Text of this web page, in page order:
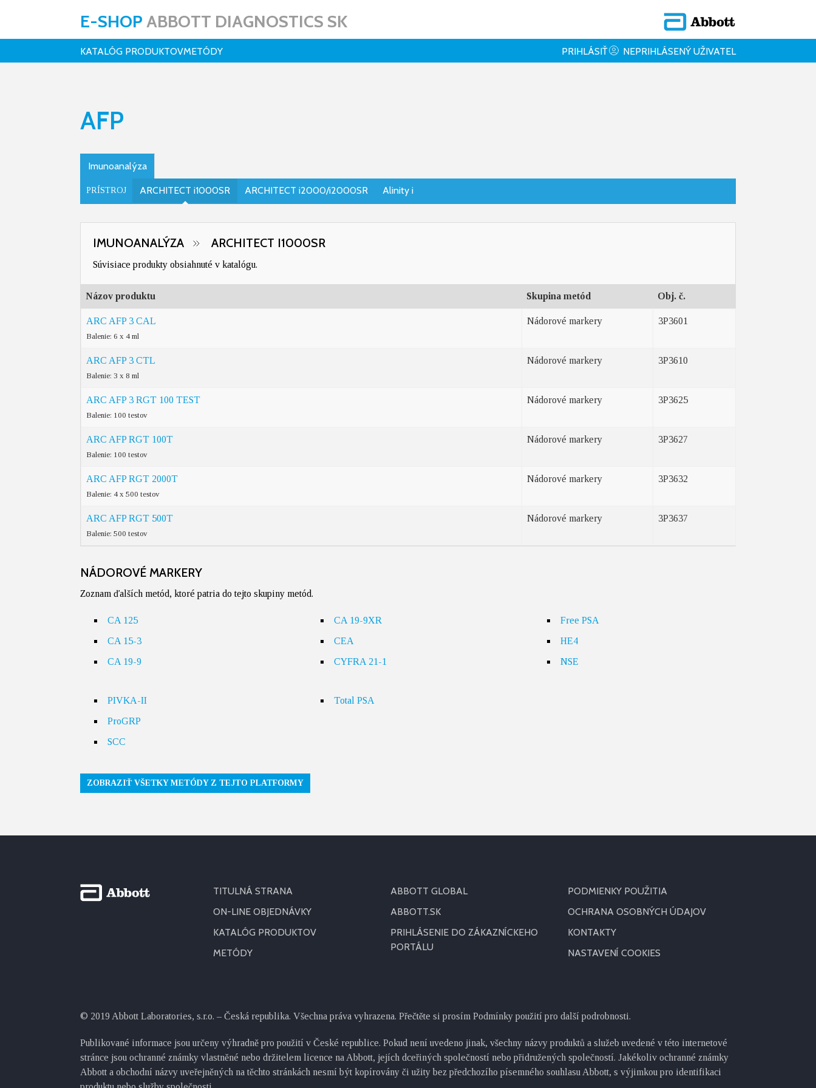
E-SHOP ABBOTT DIAGNOSTICS SK
KATALÓG PRODUKTOVMETÓDY PRIHLÁSIŤ NEPRIHLÁSENÝ UŽIVATEL
AFP
Imunoanalýza
PRÍSTROJ ARCHITECT i1000SR ARCHITECT i2000/i2000SR Alinity i
IMUNOANALÝZA ARCHITECT I1000SR
Súvisiace produkty obsiahnuté v katalógu.
Názov produktu Skupina metód Obj. č.
ARC AFP 3 CAL
Balenie: 6 x 4 ml
Nádorové markery 3P3601
ARC AFP 3 CTL
Balenie: 3 x 8 ml
Nádorové markery 3P3610
ARC AFP 3 RGT 100 TEST
Balenie: 100 testov
Nádorové markery 3P3625
ARC AFP RGT 100T
Balenie: 100 testov
Nádorové markery 3P3627
ARC AFP RGT 2000T
Balenie: 4 x 500 testov
Nádorové markery 3P3632
ARC AFP RGT 500T
Balenie: 500 testov
Nádorové markery 3P3637
NÁDOROVÉ MARKERY
Zoznam ďalších metód, ktoré patria do tejto skupiny metód.
CA 125
CA 15-3
CA 19-9
CA 19-9XR
CEA
CYFRA 21-1
Free PSA
HE4
NSE
PIVKA-II
ProGRP
SCC
Total PSA
ZOBRAZIŤ VŠETKY METÓDY Z TEJTO PLATFORMY
TITULNÁ STRANA
ON-LINE OBJEDNÁVKY
KATALÓG PRODUKTOV
METÓDY
ABBOTT GLOBAL
ABBOTT.SK
PRIHLÁSENIE DO ZÁKAZNÍCKEHO
PORTÁLU
PODMIENKY POUŽITIA
OCHRANA OSOBNÝCH ÚDAJOV
KONTAKTY
NASTAVENÍ COOKIES
© 2019 Abbott Laboratories, s.r.o. – Česká republika. Všechna práva vyhrazena. Přečtěte si prosím Podmínky použití pro další podrobnosti.
Publikované informace jsou určeny výhradně pro použití v České republice. Pokud není uvedeno jinak, všechny názvy produktů a služeb uvedené v této internetové
stránce jsou ochranné známky vlastněné nebo držitelem licence na Abbott, jejích dceřiných společností nebo přidružených společností. Jakékoliv ochranné známky
Abbott a obchodní názvy uveřejněných na těchto stránkách nesmí být kopírovány či užity bez předchozího písemného souhlasu Abbott, s výjimkou pro identifikaci